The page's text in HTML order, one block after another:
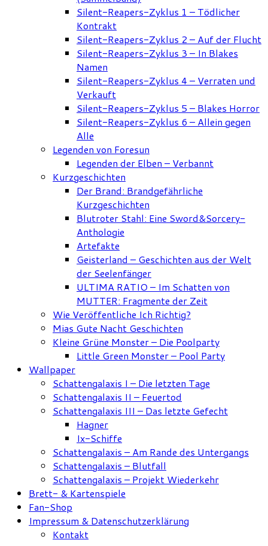
Silent-Reapers-Zyklus 1 – Tödlicher
Kontrakt
Silent-Reapers-Zyklus 2 – Auf der Flucht
Silent-Reapers-Zyklus 3 – In Blakes
Namen
Silent-Reapers-Zyklus 4 – Verraten und
Verkauft
Silent-Reapers-Zyklus 5 – Blakes Horror
Silent-Reapers-Zyklus 6 – Allein gegen
Alle
Legenden von Foresun
Legenden der Elben – Verbannt
Kurzgeschichten
Der Brand: Brandgefährliche
Kurzgeschichten
Blutroter Stahl: Eine Sword&Sorcery-
Anthologie
Artefakte
Geisterland – Geschichten aus der Welt
der Seelenfänger
ULTIMA RATIO – Im Schatten von
MUTTER: Fragmente der Zeit
Wie Veröffentliche Ich Richtig?
Mias Gute Nacht Geschichten
Kleine Grüne Monster – Die Poolparty
Little Green Monster – Pool Party
Wallpaper
Schattengalaxis I – Die letzten Tage
Schattengalaxis II – Feuertod
Schattengalaxis III – Das letzte Gefecht
Hagner
Ix-Schiffe
Schattengalaxis – Am Rande des Untergangs
Schattengalaxis – Blutfall
Schattengalaxis – Projekt Wiederkehr
Brett- & Kartenspiele
Fan-Shop
Impressum & Datenschutzerklärung
Kontakt